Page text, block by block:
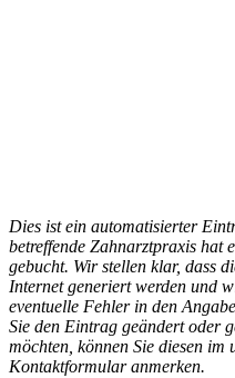
Dies ist ein automatisierter
betreffende Zahnarztpraxis hat
gebucht. Wir stellen klar, dass
Internet generiert werden und
eventuelle Fehler in den
Sie den Eintrag geändert oder
möchten, können Sie diesen im
Kontaktformular anmerken.